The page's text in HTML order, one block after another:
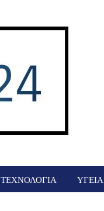
ΤΕΧΝΟΛΟΓΙΑ ΥΓΕΙΑ